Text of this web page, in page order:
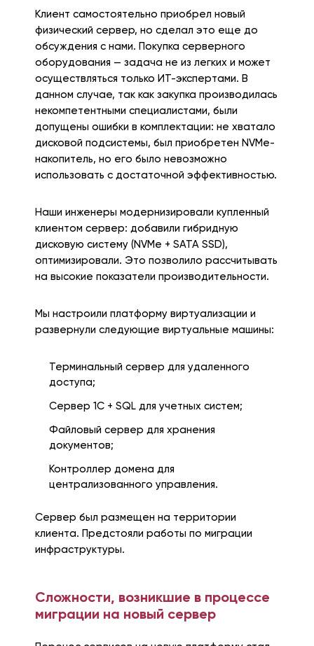
Клиент самостоятельно приобрел новый
физический сервер, но сделал это еще до
обсуждения с нами. Покупка серверного
оборудования — задача не из легких и может
осуществляться только ИТ-экспертами. В
данном случае, так как закупка производилась
некомпетентными специалистами, были
допущены ошибки в комплектации: не хватало
дисковой подсистемы, был приобретен NVMe-
накопитель, но его было невозможно
использовать с достаточной эффективностью.
Наши инженеры модернизировали купленный
клиентом сервер: добавили гибридную
дисковую систему (NVMe + SATA SSD),
оптимизировали. Это позволило рассчитывать
на высокие показатели производительности.
Мы настроили платформу виртуализации и
развернули следующие виртуальные машины:
Терминальный сервер для удаленного
доступа;
Сервер 1С + SQL для учетных систем;
Файловый сервер для хранения
документов;
Контроллер домена для
централизованного управления.
Сервер был размещен на территории
клиента. Предстояли работы по миграции
инфраструктуры.
Сложности, возникшие в процессе
миграции на новый сервер